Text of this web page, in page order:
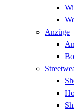
Anzüge